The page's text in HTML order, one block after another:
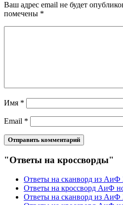
Ваш адрес email не будет
помечены *
Имя *
Email *
"Ответы на кроссворды"
Ответы на сканворд из АиФ
Ответы на кроссворд АиФ
Ответы на сканворд из АиФ